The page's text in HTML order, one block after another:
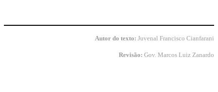
Autor do texto: Juvenal Francisco Cianfarani
Revisão: Gov. Marcos Luiz Zanardo